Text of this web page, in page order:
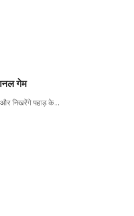
गेम
और निखरेंगे पहाड़ के…